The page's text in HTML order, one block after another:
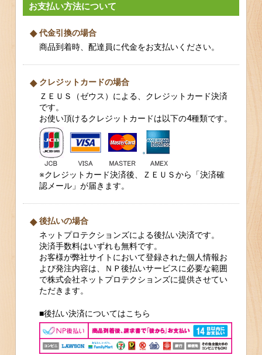
お支払い方法について
代金引換の場合
商品到着時、配達員に代金をお支払いください。
クレジットカードの場合
ＺＥＵＳ（ゼウス）による、クレジットカード決済
です。
お使い頂けるクレジットカードは以下の4種類です。
※クレジットカード決済後、ＺＥＵＳから「決済確
認メール」が届きます。
後払いの場合
ネットプロテクションズによる後払い決済です。
決済手数料はいずれも無料です。
お客様が弊社サイトにおいて登録された個人情報お
よび発注内容は、ＮＰ後払いサービスに必要な範囲
で株式会社ネットプロテクションズに提供させてい
ただきます。
■後払い決済についてはこちら